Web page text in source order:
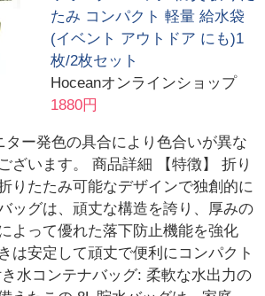
たみ コンパクト 軽量 給水袋
(イベント アウトドア にも)1
枚/2枚セット
Hoceanオンラインショップ
1880円
発色の具合により色合いが異な
ざいます。 商品詳細 【特徴】 折り
りたたみ可能なデザインで独創的に
ッグは、頑丈な構造を誇り、厚みの
よって優れた落下防止機能を強化
は安定して頑丈で便利にコンパクト
水コンテナバッグ: 柔軟な水出力の